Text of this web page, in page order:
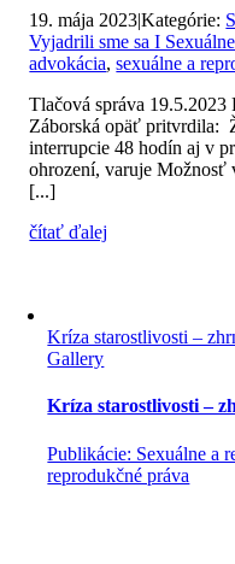
19. mája 2023|Kategórie:
Vyjadrili sme sa I
advokácia,sexuálne a
Tlačová správa 19.5.2023
Záborská opäť pritvrdila:
interrupcie 48 hodín aj v
ohrození, varuje Možnosť
[...]
čítať ďalej
Kríza starostlivosti –
Gallery
Kríza starostlivosti –
Publikácie: Sexuálne a
reprodukčné práva